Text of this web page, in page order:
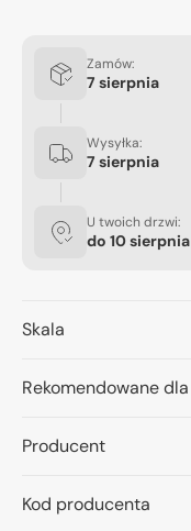
Zamów:
7 sierpnia
Wysyłka:
7 sierpnia
U twoich drzwi:
do 10 sierpnia
Skala
Rekomendowane
Producent
Kod producenta